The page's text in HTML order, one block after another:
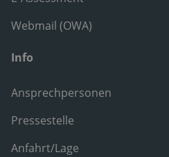
Webmail (OWA)
Info
Ansprechpersonen
Pressestelle
Anfahrt/Lage